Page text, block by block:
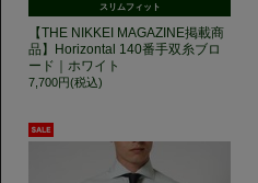
スリムフィット
【THE NIKKEI MAGAZINE掲載商
品】Horizontal 140番手双糸ブロ
ード｜ホワイト
7,700円(税込)